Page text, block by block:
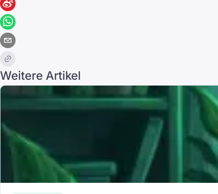
Weitere Artikel